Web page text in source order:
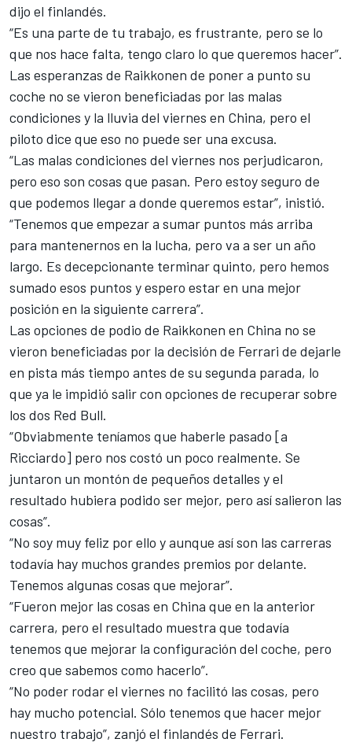
dijo el finlandés.
“Es una parte de tu trabajo, es frustrante, pero se lo
que nos hace falta, tengo claro lo que queremos hacer”.
Las esperanzas de Raikkonen de poner a punto su
coche no se vieron beneficiadas por las malas
condiciones y la lluvia del viernes en China, pero el
piloto dice que eso no puede ser una excusa.
“Las malas condiciones del viernes nos perjudicaron,
pero eso son cosas que pasan. Pero estoy seguro de
que podemos llegar a donde queremos estar”, inistió.
“Tenemos que empezar a sumar puntos más arriba
para mantenernos en la lucha, pero va a ser un año
largo. Es decepcionante terminar quinto, pero hemos
sumado esos puntos y espero estar en una mejor
posición en la siguiente carrera”.
Las opciones de podio de Raikkonen en China no se
vieron beneficiadas por la decisión de Ferrari de dejarle
en pista más tiempo antes de su segunda parada, lo
que ya le impidió salir con opciones de recuperar sobre
los dos Red Bull.
“Obviabmente teníamos que haberle pasado [a
Ricciardo] pero nos costó un poco realmente. Se
juntaron un montón de pequeños detalles y el
resultado hubiera podido ser mejor, pero así salieron las
cosas”.
“No soy muy feliz por ello y aunque así son las carreras
todavía hay muchos grandes premios por delante.
Tenemos algunas cosas que mejorar”.
“Fueron mejor las cosas en China que en la anterior
carrera, pero el resultado muestra que todavía
tenemos que mejorar la configuración del coche, pero
creo que sabemos como hacerlo”.
“No poder rodar el viernes no facilitó las cosas, pero
hay mucho potencial. Sólo tenemos que hacer mejor
nuestro trabajo”, zanjó el finlandés de Ferrari.